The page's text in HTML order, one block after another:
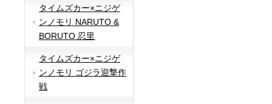
タイムズカー×ニジゲ
ンノモリ NARUTO &
BORUTO 忍里
タイムズカー×ニジゲ
ンノモリ ゴジラ迎撃作
戦